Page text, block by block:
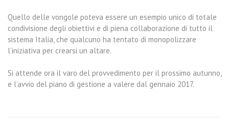
Quello delle vongole poteva essere un esempio unico di totale
condivisione degli obiettivi e di piena collaborazione di tutto il
sistema Italia, che qualcuno ha tentato di monopolizzare
l’iniziativa per crearsi un altare.
Si attende ora il varo del provvedimento per il prossimo autunno,
e l’avvio del piano di gestione a valere dal gennaio 2017.